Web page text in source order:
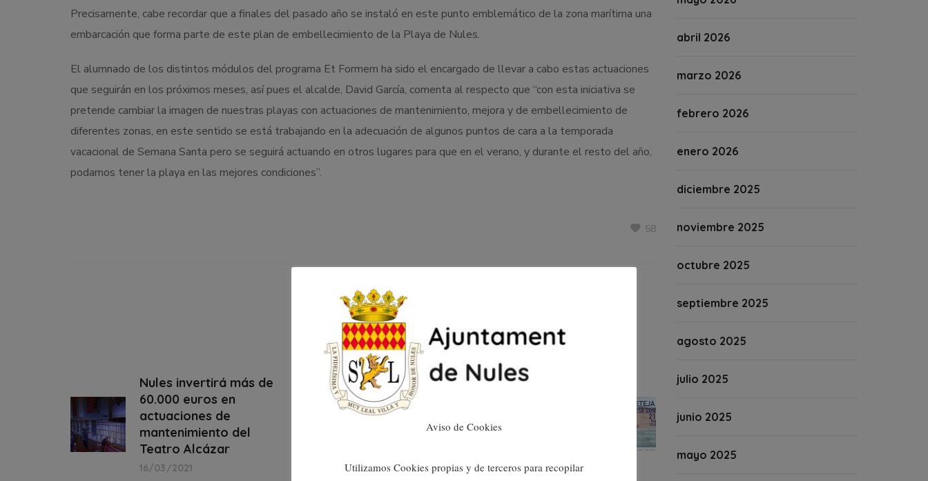
Precisamente, cabe recordar que a finales del pasado año se instaló en este punto emblemático de la zona marítima una
embarcación que forma parte de este plan de embellecimiento de la Playa de Nules.
El alumnado de los distintos módulos del programa Et Formem ha sido el encargado de llevar a cabo estas actuaciones
que seguirán en los próximos meses, así pues el alcalde, David García, comenta al respecto que “con esta iniciativa se
pretende cambiar la imagen de nuestras playas con actuaciones de mantenimiento, mejora y de embellecimiento de
diferentes zonas, en este sentido se está trabajando en la adecuación de algunos puntos de cara a la temporada
vacacional de Semana Santa pero se seguirá actuando en otros lugares para que en el verano, y durante el resto del año,
podamos tener la playa en las mejores condiciones”.
58
Nules invertirá más de
60.000 euros en
actuaciones de
mantenimiento del
Teatro Alcázar
16/03/2021
voluntariado para
abril 2026
marzo 2026
febrero 2026
enero 2026
diciembre 2025
noviembre 2025
octubre 2025
septiembre 2025
agosto 2025
julio 2025
junio 2025
mayo 2025
Aviso de Cookies
Utilizamos Cookies propias y de terceros para recopilar